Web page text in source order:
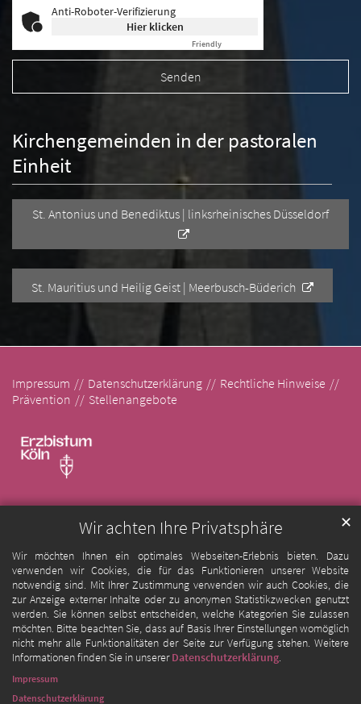
Wir achten Ihre Privatsphäre
Wir möchten Ihnen ein optimales Webseiten-Erlebnis bieten. Dazu
verwenden wir Cookies, die für das Funktionieren unserer Website
notwendig sind. Mit Ihrer Zustimmung verwenden wir auch Cookies, die
zur Anzeige externer Inhalte oder zu anonymen Statistikzwecken genutzt
werden. Sie können selbst entscheiden, welche Kategorien Sie zulassen
möchten. Bitte beachten Sie, dass auf Basis Ihrer Einstellungen womöglich
nicht mehr alle Funktionalitäten der Seite zur Verfügung stehen. Weitere
Informationen finden Sie in unsererDatenschutzerklärung.
✕
Impressum
Datenschutzerklärung
Anti-Roboter-Verifizierung
Hier klicken
Friendly
Kirchengemeinden in der pastoralen
Einheit
St. Antonius und Benediktus | linksrheinisches Düsseldorf
St. Mauritius und Heilig Geist | Meerbusch-Büderich
Impressum Datenschutzerklärung
Rechtliche Hinweise
Prävention
Stellenangebote